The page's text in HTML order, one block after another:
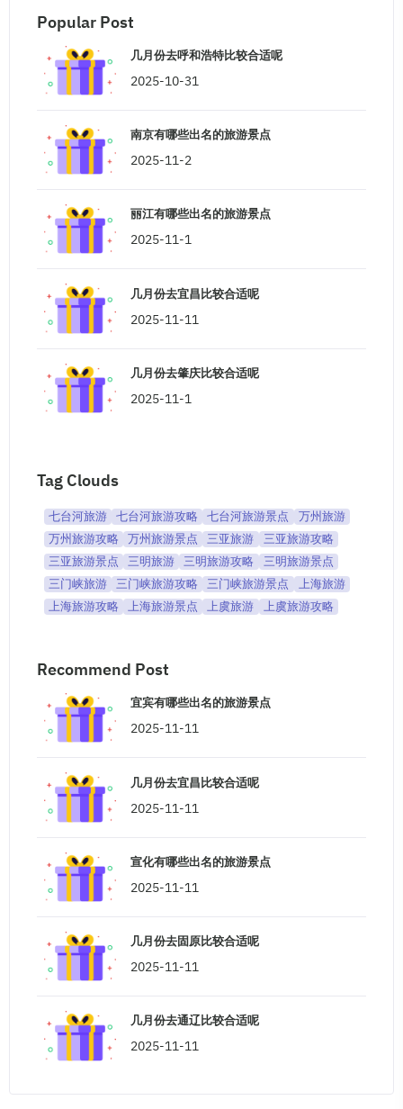
Popular Post
几月份去呼和浩特比较合适呢
2025-10-31
南京有哪些出名的旅游景点
2025-11-2
丽江有哪些出名的旅游景点
2025-11-1
几月份去宜昌比较合适呢
2025-11-11
几月份去肇庆比较合适呢
2025-11-1
Tag Clouds
七台河旅游 七台河旅游攻略 七台河旅游景点
万州旅游
万州旅游攻略
万州旅游景点 三亚旅游
三亚旅游攻略
三亚旅游景点
三明旅游 三明旅游攻略
三明旅游景点
三门峡旅游
三门峡旅游攻略 三门峡旅游景点
上海旅游
上海旅游攻略
上海旅游景点 上虞旅游 上虞旅游攻略
Recommend Post
宜宾有哪些出名的旅游景点
2025-11-11
几月份去宜昌比较合适呢
2025-11-11
宣化有哪些出名的旅游景点
2025-11-11
几月份去固原比较合适呢
2025-11-11
几月份去通辽比较合适呢
2025-11-11